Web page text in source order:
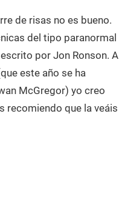
de risas no es bueno.
del tipo paranormal
por Jon Ronson. A
este año se ha
McGregor) yo creo
recomiendo que la veáis